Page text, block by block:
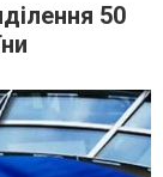
50